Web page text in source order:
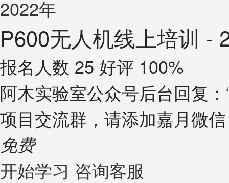
P600无人机线上培训 -
报名人数 25 好评 100%
阿木实验室公众号后台回复
项目交流群，请添加嘉月微
免费
开始学习 咨询客服